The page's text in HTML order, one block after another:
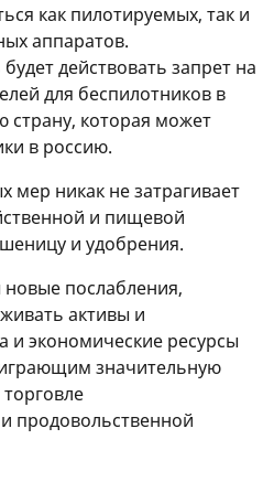
как пилотируемых, так и
аппаратов.
действовать запрет на
для беспилотников в
которая может
в россию.
мер никак не затрагивает
и пищевой
и удобрения.
послабления,
активы и
и экономические ресурсы
значительную
продовольственной